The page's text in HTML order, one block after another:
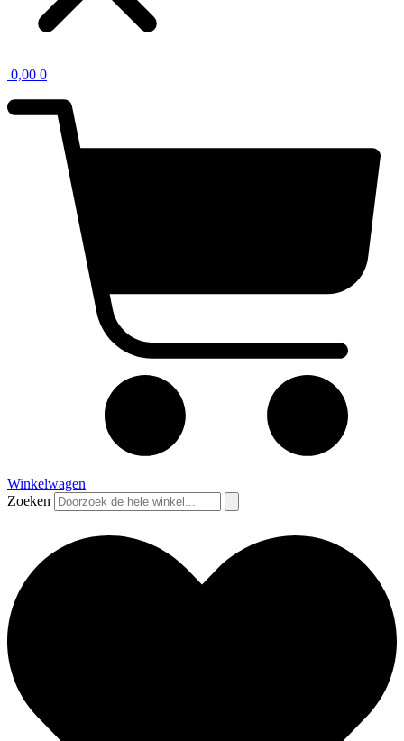
0,00 0
Winkelwagen
Zoeken